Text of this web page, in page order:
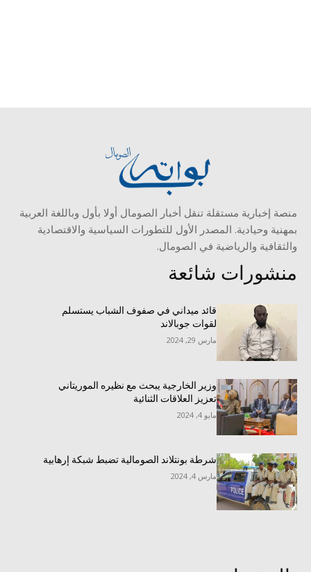
منصة إخبارية مستقلة تنقل أخبار الصومال أولا بأول وباللغة العربية
بمهنية وحيادية. المصدر الأول للتطورات السياسية والاقتصادية
والثقافية والرياضية في الصومال.
منشورات شائعة
قائد ميداني في صفوف الشباب يستسلم
لقوات جوبالاند
مارس 29, 2024
وزير الخارجية يبحث مع نظيره الموريتاني
تعزيز العلاقات الثنائية
مايو 4, 2024
شرطة بونتلاند الصومالية تضبط شبكة إرهابية
مارس 4, 2024